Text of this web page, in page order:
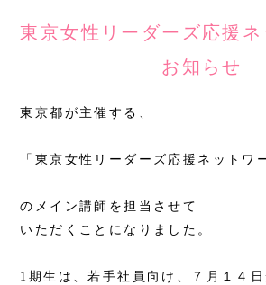
東京女性リーダーズ応援
お知らせ
東京都が主催する、
「東京女性リーダーズ応援ネットワ
のメイン講師を担当させて
いただくことになりました。
1期生は、若手社員向け、７月１４日